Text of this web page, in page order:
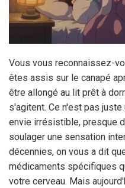
Vous vous reconnaissez-
êtes assis sur le canapé
être allongé au lit prêt à
s'agitent. Ce n'est pas
envie irrésistible, presque
soulager une sensation
décennies, on vous a dit
médicaments spécifiques
votre cerveau. Mais